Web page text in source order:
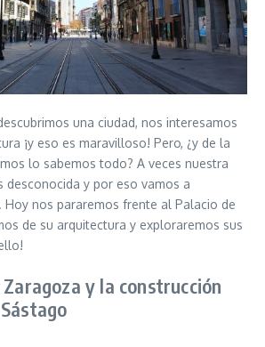
una ciudad, nos interesamos
¡y eso es maravilloso! Pero, ¿y de la
lo sabemos todo? A veces nuestra
desconocida y por eso vamos a
Hoy nos pararemos frente al Palacio de
de su arquitectura y exploraremos sus
y la construcción